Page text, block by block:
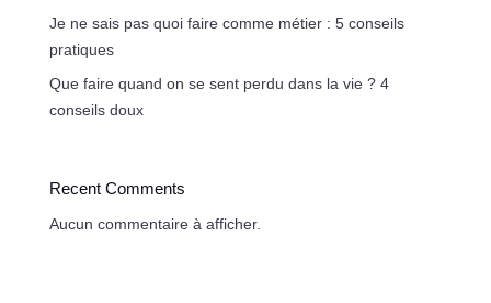
Je ne sais pas quoi faire comme métier : 5 conseils
pratiques
Que faire quand on se sent perdu dans la vie ? 4
conseils doux
Recent Comments
Aucun commentaire à afficher.